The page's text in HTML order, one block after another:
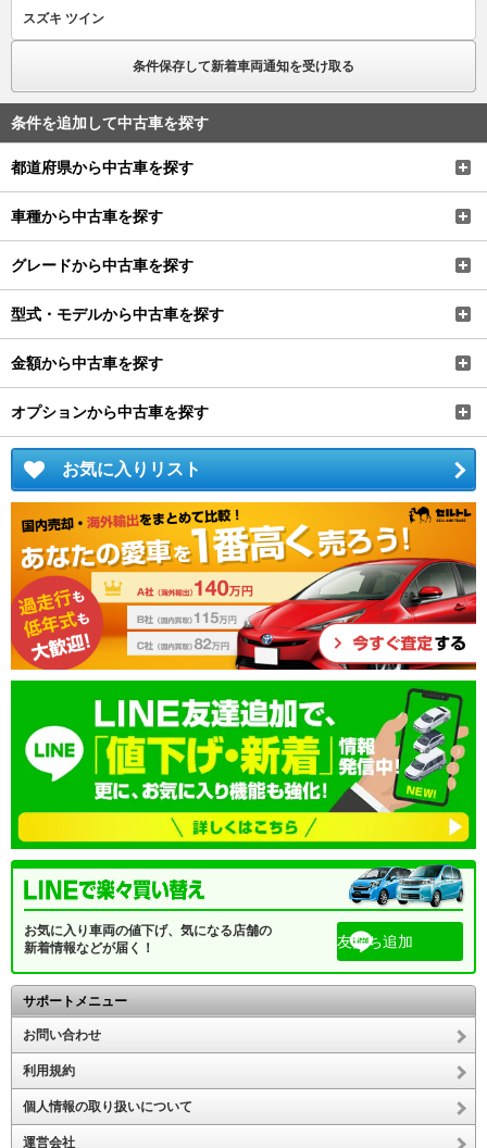
スズキ ツイン
条件保存して新着車両通知を受け取る
条件を追加して中古車を探す
都道府県から中古車を探す
車種から中古車を探す
グレードから中古車を探す
型式・モデルから中古車を探す
金額から中古車を探す
オプションから中古車を探す
お気に入りリスト
お気に入り車両の値下げ、気になる店舗の
新着情報などが届く！
友だち追加
サポートメニュー
お問い合わせ
利用規約
個人情報の取り扱いについて
運営会社